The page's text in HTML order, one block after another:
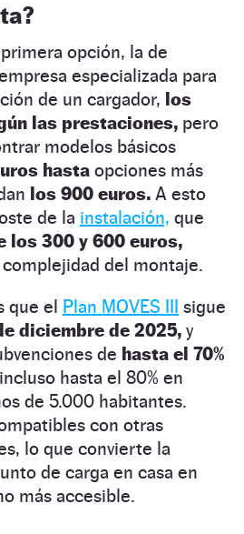
opción, la de
especializada para
de un cargador, los
las prestaciones, pero
modelos básicos
hasta opciones más
los 900 euros. A esto
de la instalación, que
los 300 y 600 euros,
del montaje.
que el Plan MOVES III sigue
diciembre de 2025, y
de hasta el 70%
hasta el 80% en
de 5.000 habitantes.
con otras
lo que convierte la
de carga en casa en
más accesible.